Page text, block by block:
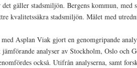
gäller stadsmiljön. Bergens kommun, med
kvalitetssäkra stadsmiljön. Målet med
med Asplan Viak gjort en genomgripande
jämförande analyser av Stockholm, Oslo och
också. Utifrån analyserna, samt